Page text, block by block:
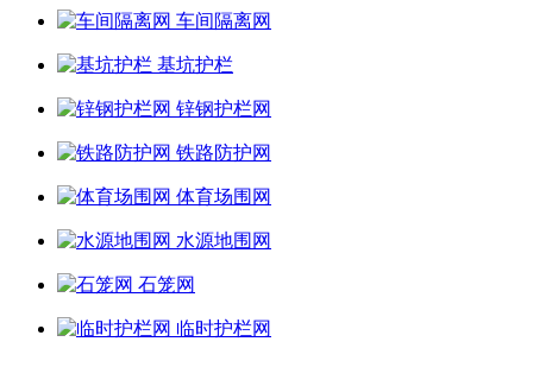
车间隔离网
基坑护栏
锌钢护栏网
铁路防护网
体育场围网
水源地围网
石笼网
临时护栏网